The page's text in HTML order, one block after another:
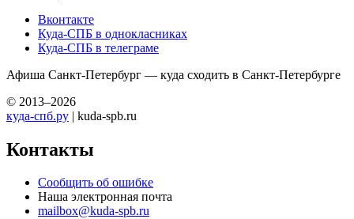
Вконтакте
Куда-СПБ в однокласниках
Куда-СПБ в телеграме
Афиша Санкт-Петербург — куда сходить в Санкт-Петербурге
© 2013–2026
куда-спб.ру | kuda-spb.ru
Контакты
Сообщить об ошибке
Наша электронная почта
mailbox@kuda-spb.ru